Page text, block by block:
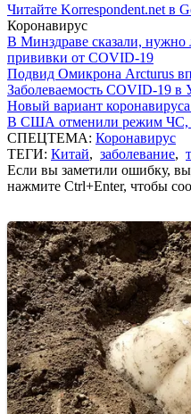
Читайте Korrespondent.net в
Коронавирус
В Минздраве сказали, нужно
прививки от COVID-19
Подвид Омикрона Arcturus
Заболеваемость COVID-19 в
Новый вариант
В США отменили режим ЧС,
СПЕЦТЕМА: Коронавирус
ТЕГИ: Китай, заболевание,
Если вы заметили ошибку,
нажмите Ctrl+Enter, чтобы